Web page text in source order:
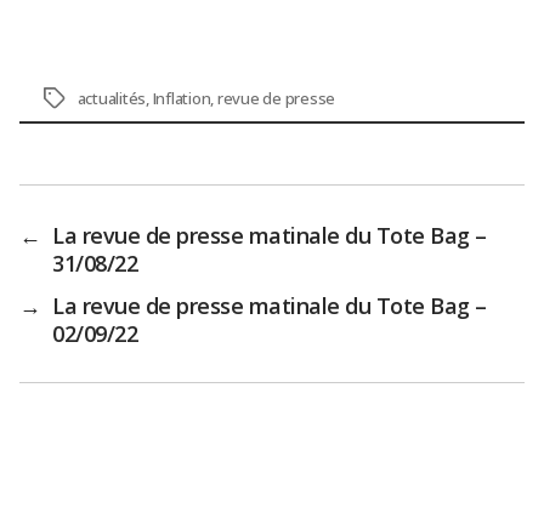
Étiquettes
actualités,Inflation,revue de presse
← La revue de presse matinale du Tote Bag –
31/08/22
→ La revue de presse matinale du Tote Bag –
02/09/22